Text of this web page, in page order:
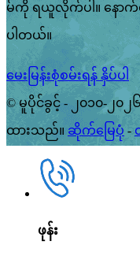
မ်ကို ရယူလိုက်ပါ။ နော
ပါတယ်။
မေးမြန်းစုံစမ်းရန် နှိပ်ပါ
© မူပိုင်ခွင့် - ၂၀၁၀-၂၀
ထားသည်။ ဆိုက်မြေပုံ -
ဖုန်း